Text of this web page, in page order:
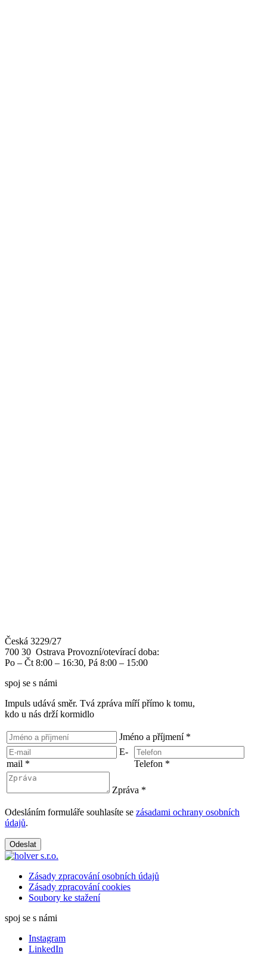
Česká 3229/27
700 30 Ostrava Provozní/otevírací doba:
Po – Čt 8:00 – 16:30, Pá 8:00 – 15:00
spoj se s námi
Impuls udává směr. Tvá zpráva míří přímo k tomu,
kdo u nás drží kormidlo
Jméno a příjmení *
E-
mail * Telefon *
Zpráva *
Odesláním formuláře souhlasíte se zásadami ochrany osobních
údajů.
Odeslat
Zásady zpracování osobních údajů
Zásady zpracování cookies
Soubory ke stažení
spoj se s námi
Instagram
LinkedIn